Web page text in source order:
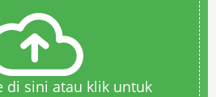
di sini atau klik untuk